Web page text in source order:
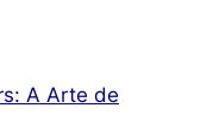
A Arte de